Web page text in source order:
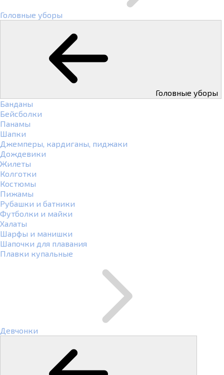
Головные уборы
Головные уборы
Банданы
Бейсболки
Панамы
Шапки
Джемперы, кардиганы, пиджаки
Дождевики
Жилеты
Колготки
Костюмы
Пижамы
Рубашки и батники
Футболки и майки
Халаты
Шарфы и манишки
Шапочки для плавания
Плавки купальные
Девчонки